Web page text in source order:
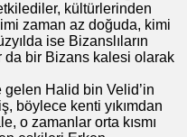
kültürlerinden
zaman az doğuda, kimi
ise Bizanslıların
da bir Bizans kalesi olarak
gelen Halid bin Velid’in
böylece kenti yıkımdan
o zamanlar orta kısmı